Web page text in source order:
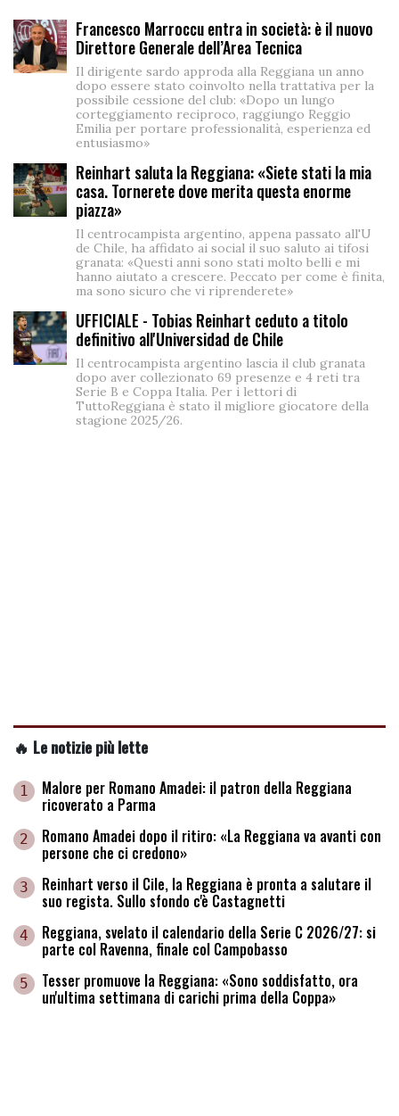
Francesco Marroccu entra in società: è il nuovo
Direttore Generale dell’Area Tecnica
Il dirigente sardo approda alla Reggiana un anno
dopo essere stato coinvolto nella trattativa per la
possibile cessione del club: «Dopo un lungo
corteggiamento reciproco, raggiungo Reggio
Emilia per portare professionalità, esperienza ed
entusiasmo»
Reinhart saluta la Reggiana: «Siete stati la mia
casa. Tornerete dove merita questa enorme
piazza»
Il centrocampista argentino, appena passato all'U
de Chile, ha affidato ai social il suo saluto ai tifosi
granata: «Questi anni sono stati molto belli e mi
hanno aiutato a crescere. Peccato per come è finita,
ma sono sicuro che vi riprenderete»
UFFICIALE - Tobias Reinhart ceduto a titolo
definitivo all'Universidad de Chile
Il centrocampista argentino lascia il club granata
dopo aver collezionato 69 presenze e 4 reti tra
Serie B e Coppa Italia. Per i lettori di
TuttoReggiana è stato il migliore giocatore della
stagione 2025/26.
🔥 Le notizie più lette
1 Malore per Romano Amadei: il patron della Reggiana
ricoverato a Parma
2 Romano Amadei dopo il ritiro: «La Reggiana va avanti con
persone che ci credono»
3 Reinhart verso il Cile, la Reggiana è pronta a salutare il
suo regista. Sullo sfondo c'è Castagnetti
4 Reggiana, svelato il calendario della Serie C 2026/27: si
parte col Ravenna, finale col Campobasso
5 Tesser promuove la Reggiana: «Sono soddisfatto, ora
un'ultima settimana di carichi prima della Coppa»